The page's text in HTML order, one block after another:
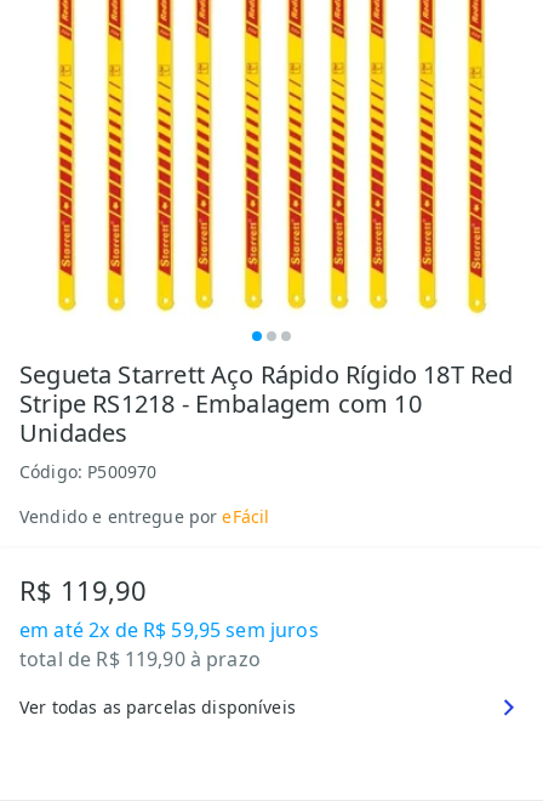
Segueta Starrett Aço Rápido Rígido 18T Red
Stripe RS1218 - Embalagem com 10
Unidades
Código: P500970
Vendido e entregue por eFácil
R$ 119,90
em até2x de R$ 59,95sem juros
total de R$ 119,90à prazo
Ver todas as parcelas disponíveis